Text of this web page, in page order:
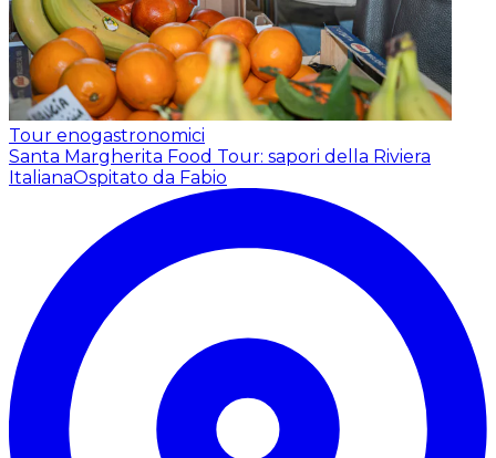
Tour enogastronomici
Santa Margherita Food Tour: sapori della Riviera
ItalianaOspitato da Fabio